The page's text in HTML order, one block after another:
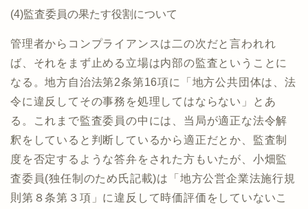
(4)監査委員の果たす役割について
管理者からコンプライアンスは二の次だと言われれ
ば、それをまず止める立場は内部の監査ということに
なる。地方自治法第2条第16項に「地方公共団体は、法
令に違反してその事務を処理してはならない」とあ
る。これまで監査委員の中には、当局が適正な法令解
釈をしていると判断しているから適正だとか、監査制
度を否定するような答弁をされた方もいたが、小畑監
査委員(独任制のため氏記載)は「地方公営企業法施行規
則第８条第３項」に違反して時価評価をしていないこ